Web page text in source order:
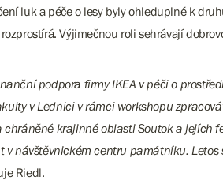
luk a péče o lesy byly ohleduplné k
Výjimečnou roli sehrávají
podpora firmy IKEA v péči o
v Lednici v rámci workshopu
chráněné krajinné oblasti Soutok a jejích
v návštěvnickém centru památníku.
Riedl.